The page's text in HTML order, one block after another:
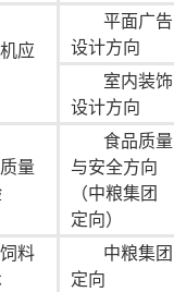
应
平面广告
设计方向
室内装饰
设计方向
量
食品质量
与安全方向
（中粮集团
定向）
料
中粮集团
定向